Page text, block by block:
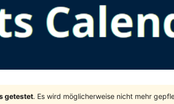
getestet. Es wird möglicherweise nicht mehr